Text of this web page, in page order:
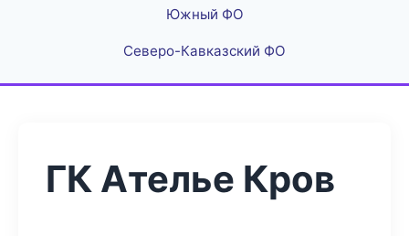
Южный ФО
Северо-Кавказский ФО
ГК Ателье Кров